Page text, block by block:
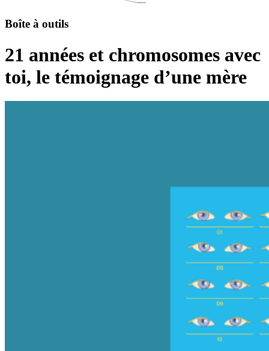
Boîte à outils
21 années et chromosomes avec
toi, le témoignage d’une mère